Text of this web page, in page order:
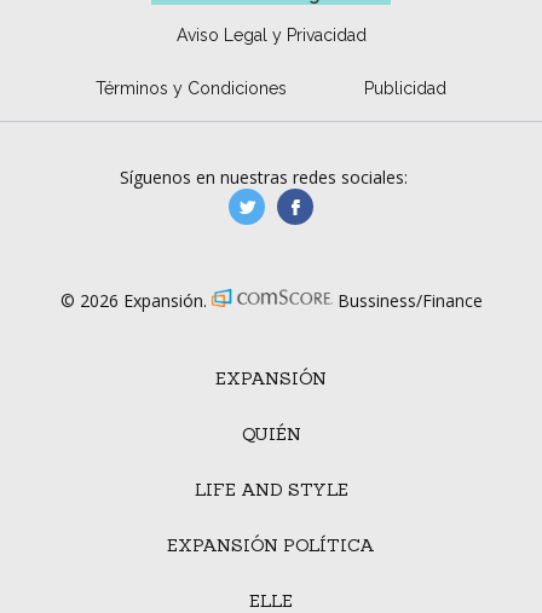
Aviso Legal y Privacidad
Términos y Condiciones Publicidad
EXPANSIÓN
QUIÉN
LIFE AND STYLE
EXPANSIÓN POLÍTICA
ELLE
Síguenos en nuestras redes sociales:
manufacturaGE
© 2026 Expansión. Bussiness/Finance